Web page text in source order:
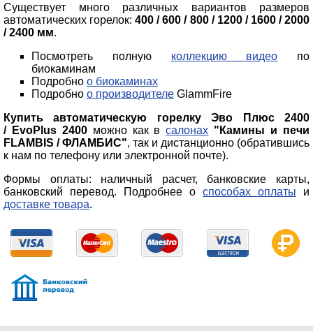
Существует много различных вариантов размеров
автоматических горелок:400 / 600 / 800 / 1200 / 1600 / 2000
/ 2400 мм.
Посмотреть полную коллекцию видео по
биокаминам
Подробно о биокаминах
Подробно о производителе GlammFire
Купить автоматическую горелкуЭво Плюс 2400
/ EvoPlus2400 можно как всалонах "Камины и печи
FLAMBIS / ФЛАМБИС", так и дистанционно (обратившись
к нам по телефону или электронной почте).
Формы оплаты: наличный расчет, банковские карты,
банковский перевод. Подробнее о способах оплаты и
доставке товара.